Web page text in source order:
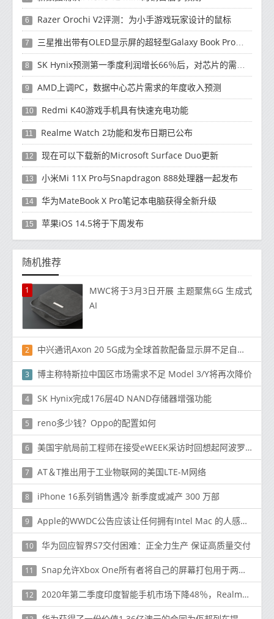
6 Razer Orochi V2评测：为小手游戏玩家设计的鼠标
7 三星推出带有OLED显示屏的超轻型Galaxy Book Pro和Galaxy Book Pro 360笔记本电脑
8 SK Hynix预测第一季度利润增长66％后，对芯片的需求将增强
9 AMD上调PC，数据中心芯片需求的年度收入预测
10 Redmi K40游戏手机具有快速充电功能
11 Realme Watch 2功能和发布日期已公布
12 现在可以下载新的Microsoft Surface Duo更新
13 小米Mi 11X Pro与Snapdragon 888处理器一起发布
14 华为MateBook X Pro笔记本电脑获得全新升级
15 苹果iOS 14.5将于下周发布
随机推荐
1
MWC将于3月3日开展 主题聚焦6G 生成式
AI
2 中兴通讯Axon 20 5G成为全球首款配备显示屏不足自拍相机的手机
3 博主称特斯拉中国区市场需求不足 Model 3/Y将再次降价
4 SK Hynix完成176层4D NAND存储器增强功能
5 reno多少钱？Oppo的配置如何
6 美国宇航局前工程师在接受eWEEK采访时回想起阿波罗11号登月任务
7 AT＆T推出用于工业物联网的美国LTE-M网络
8 iPhone 16系列销售遇冷 新季度或减产 300 万部
9 Apple的WWDC公告应该让任何拥有Intel Mac 的人感到担忧
10 华为回应智界S7交付困难：正全力生产 保证高质量交付
11 Snap允许Xbox One所有者将自己的屏幕打包用于两种不同的活动
12 2020年第二季度印度智能手机市场下降48％，Realme跌至第五位